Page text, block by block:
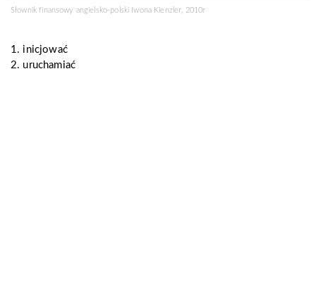
Słownik finansowy angielsko-polski Iwona Kienzler, 2010r
1. inicjować
2. uruchamiać